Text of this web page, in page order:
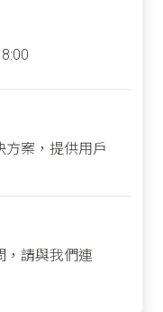
方案，提供用戶
，請與我們連